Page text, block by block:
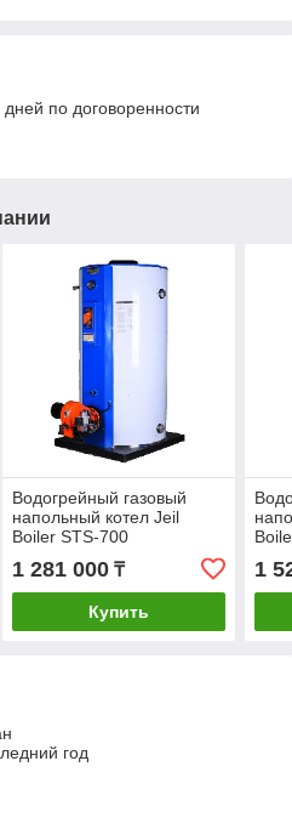
по договоренности
Водогрейный газовый
напольный котел Jeil
Boiler STS-700
1 281 000₸
Купить
1
год